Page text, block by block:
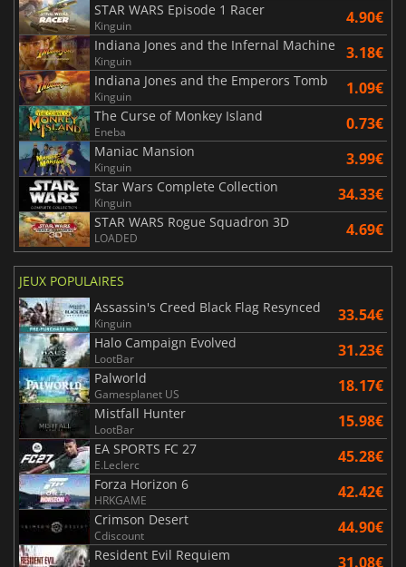
STAR WARS Episode 1 Racer
Kinguin 4.90€
Indiana Jones and the Infernal Machine
Kinguin 3.18€
Indiana Jones and the Emperors Tomb
Kinguin 1.09€
The Curse of Monkey Island
Eneba 0.73€
Maniac Mansion
Kinguin 3.99€
Star Wars Complete Collection
Kinguin 34.33€
STAR WARS Rogue Squadron 3D
LOADED 4.69€
JEUX POPULAIRES
Assassin's Creed Black Flag Resynced
Kinguin 33.54€
Halo Campaign Evolved
LootBar 31.23€
Palworld
Gamesplanet US 18.17€
Mistfall Hunter
LootBar 15.98€
EA SPORTS FC 27
E.Leclerc 45.28€
Forza Horizon 6
HRKGAME 42.42€
Crimson Desert
Cdiscount 44.90€
Resident Evil Requiem 31.08€